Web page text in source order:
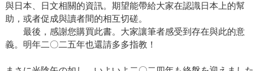
與日本、日文相關的資訊。期望能帶給大家在認識日本上的幫
助，或者促成與讀者間的相互切磋。
最後，感謝您購買此書。大家讓筆者感受到存在與此的意
義。明年二〇二五年也還請多多指教！